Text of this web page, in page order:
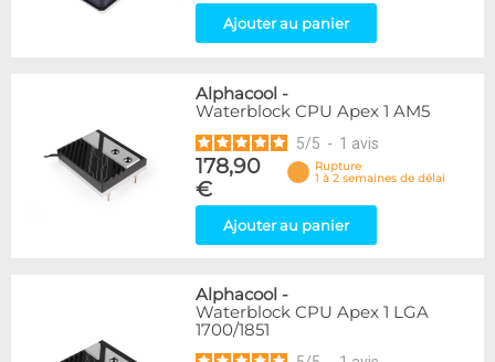
Ajouter au panier
Alphacool -
Waterblock CPU Apex 1 AM5
5/5 - 1 avis
178,90
€
Rupture
1 à 2 semaines de délai
Ajouter au panier
Alphacool -
Waterblock CPU Apex 1 LGA
1700/1851